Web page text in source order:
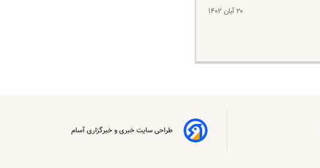
۲۰ آبان ۱۴۰۲
طراحی سایت خبری و خبرگزاری آسام